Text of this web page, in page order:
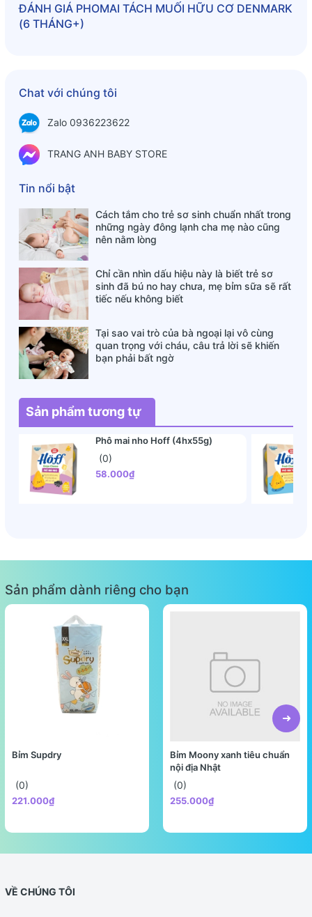
ĐÁNH GIÁ PHOMAI TÁCH MUỐI HỮU CƠ DENMARK
(6 THÁNG+)
Chat với chúng tôi
Zalo 0936223622
TRANG ANH BABY STORE
Tin nổi bật
Cách tắm cho trẻ sơ sinh chuẩn nhất trong
những ngày đông lạnh cha mẹ nào cũng
nên nằm lòng
Chỉ cần nhìn dấu hiệu này là biết trẻ sơ
sinh đã bú no hay chưa, mẹ bỉm sữa sẽ rất
tiếc nếu không biết
Tại sao vai trò của bà ngoại lại vô cùng
quan trọng với cháu, câu trả lời sẽ khiến
bạn phải bất ngờ
Sản phẩm tương tự
Phô mai nho Hoff (4hx55g)
(0)
58.000₫
Sản phẩm dành riêng cho bạn
Bỉm Supdry
(0)
221.000₫
Bỉm Moony xanh tiêu chuẩn
nội địa Nhật
(0)
255.000₫
VỀ CHÚNG TÔI